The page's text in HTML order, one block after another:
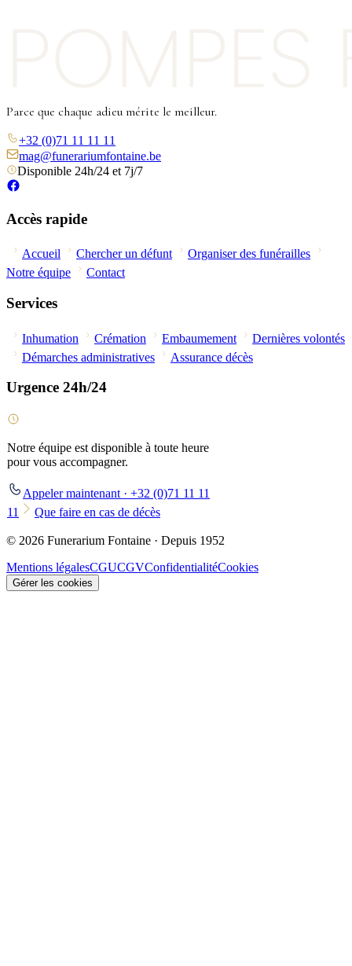
Parce que chaque adieu mérite le meilleur.
+32 (0)71 11 11 11
mag@funerariumfontaine.be
Disponible 24h/24 et 7j/7
Accès rapide
Accueil Chercher un défunt
Organiser des funérailles
Notre équipe
Contact
Services
Inhumation Crémation Embaumement
Dernières volontés
Démarches administratives
Assurance décès
Urgence 24h/24
Notre équipe est disponible à toute heure
pour vous accompagner.
Appeler maintenant · +32 (0)71 11 11
11
Que faire en cas de décès
© 2026 Funerarium Fontaine · Depuis 1952
Mentions légalesCGUCGVConfidentialitéCookies
Gérer les cookies